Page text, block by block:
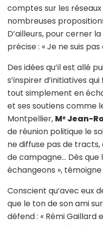
comptes sur les
nombreuses
D’ailleurs, pour cerner
précise : « Je ne suis
Des idées qu’il est allé
s’inspirer d’initiatives
tout simplement en
et ses soutiens comme
Montpellier, Me Jean-
de réunion politique le
ne diffuse pas de
de campagne… Dès que
échangeons », témoigne
Conscient qu’avec eux
que le ton de son ami
défend : « Rémi